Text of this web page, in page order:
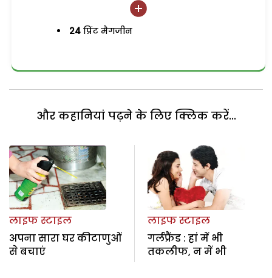
24 प्रिंट मैगजीन
और कहानियां पढ़ने के लिए क्लिक करें...
लाइफ स्टाइल
अपना सारा घर कीटाणुओं
से बचाएं
लाइफ स्टाइल
गर्लफ्रैंड : हां में भी
तकलीफ, न में भी